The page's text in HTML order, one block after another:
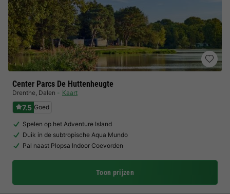
Center Parcs De Huttenheugte
Drenthe, Dalen Kaart
7.5 Goed
Spelen op het Adventure Island
Duik in de subtropische Aqua Mundo
Pal naast Plopsa Indoor Coevorden
Toon prijzen